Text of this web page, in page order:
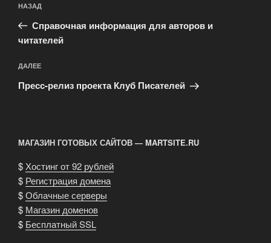
по
записям
Предыдущая
запись:
НАЗАД
Справочная информация для авторов и
читателей
Следующая
запись
ДАЛЕЕ
Пресс-релиз проекта Клуб Писателей
МАГАЗИН ГОТОВЫХ САЙТОВ — MARTSITE.RU
$ Хостинг от 92 рублей
$ Регистрация домена
$Облачные серверы
$ Магазин доменов
$ Бесплатный SSL